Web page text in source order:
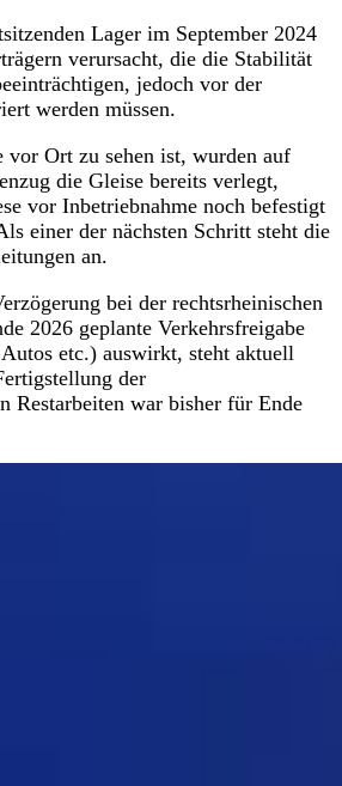
Lager im September 2024
verursacht, die die Stabilität
jedoch vor der
werden müssen.
vor Ort zu sehen ist, wurden auf
die Gleise bereits verlegt,
vor Inbetriebnahme noch befestigt
einer der nächsten Schritt steht die
an.
bei der rechtsrheinischen
2026 geplante Verkehrsfreigabe
etc.) auswirkt, steht aktuell
der
Restarbeiten war bisher für Ende